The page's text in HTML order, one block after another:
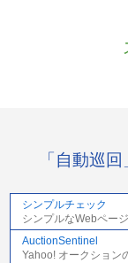
「自動巡
シンプルチェック
シンプルなWebペー
AuctionSentinel
Yahoo! オークション